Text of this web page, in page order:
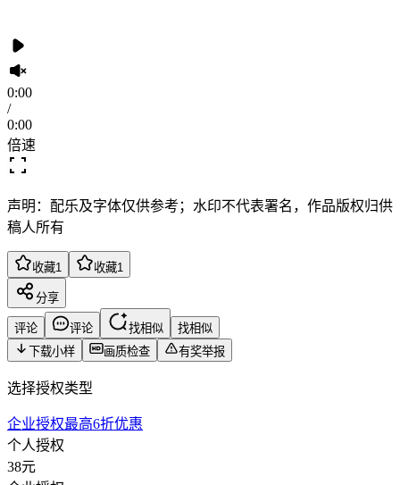
0:00
/
0:00
倍速
声明：配乐及字体仅供参考；水印不代表署名，作品版权归供
稿人所有
收藏1 收藏1
分享
评论 评论 找相似
找相似
下载小样
画质检查 有奖举报
选择授权类型
企业授权最高6折优惠
个人授权
38元